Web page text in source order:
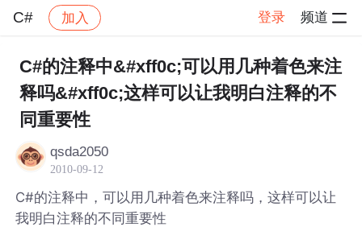
C# 加入 登录 频道
社区 C# 帖子详情
C#的注释中&#xff0c;可以用几种着色来注
释吗&#xff0c;这样可以让我明白注释的不
同重要性
qsda2050
2010-09-12
C#的注释中，可以用几种着色来注释吗，这样可以让
我明白注释的不同重要性